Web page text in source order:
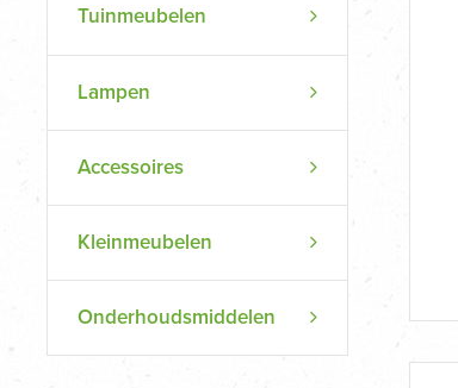
Tuinmeubelen
Lampen
Accessoires
Kleinmeubelen
Onderhoudsmiddelen